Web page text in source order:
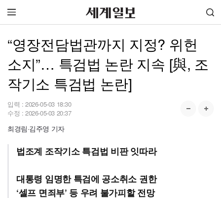
“영장전담법관까지 지정? 위헌
소지”… 특검법 논란 지속 [與, 조
작기소 특검법 논란]
입력 : 2026-05-03 18:30
수정 : 2026-05-03 20:37
최경림·김주영 기자
법조계 조작기소 특검법 비판 잇따라
대통령 임명한 특검에 공소취소 권한
‘셀프 면죄부’ 등 우려 불가피할 전망